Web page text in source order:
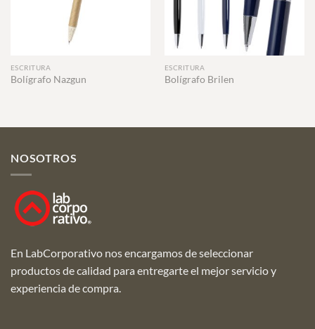
ESCRITURA
Bolígrafo Nazgun
ESCRITURA
Bolígrafo Brilen
NOSOTROS
En LabCorporativo nos encargamos de seleccionar
productos de calidad para entregarte el mejor servicio y
experiencia de compra.